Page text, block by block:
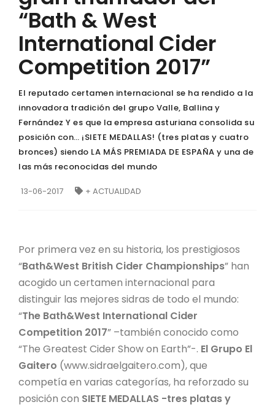
“Bath & West
International Cider
Competition 2017”
El reputado certamen internacional se ha rendido a la
innovadora tradición del grupo Valle, Ballina y
Fernández Y es que la empresa asturiana consolida su
posición con… ¡SIETE MEDALLAS! (tres platas y cuatro
bronces) siendo LA MÁS PREMIADA DE ESPAÑA y una de
las más reconocidas del mundo
13-06-2017 + ACTUALIDAD
Por primera vez en su historia, los prestigiosos
“Bath&West British Cider Championships” han
acogido un certamen internacional para
distinguir las mejores sidras de todo el mundo:
“The Bath&West International Cider
Competition 2017” –también conocido como
“The Greatest Cider Show on Earth”-. El Grupo El
Gaitero (www.sidraelgaitero.com), que
competía en varias categorías, ha reforzado su
posición con SIETE MEDALLAS -tres platas y